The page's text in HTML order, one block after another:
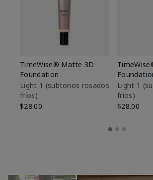
TimeWise® Matte 3D
Foundation
Light 1​ (subtonos rosados
fríos)
$28.00
Light 1​
fríos)
$28.00